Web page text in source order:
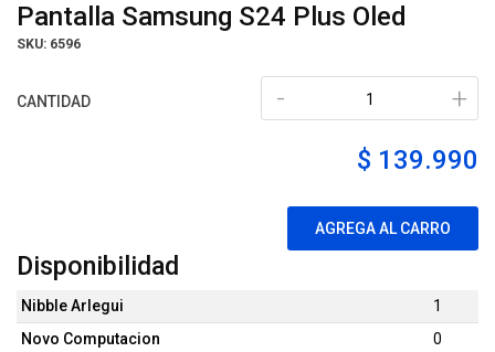
Pantalla Samsung S24 Plus Oled
SKU: 6596
CANTIDAD +
-
$ 139.990
AGREGA AL CARRO
Disponibilidad
Nibble Arlegui
1
Novo Computacion
0